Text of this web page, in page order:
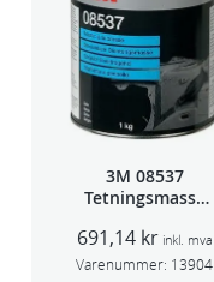
3M 08537
Tetningsmasse
691,14 kr inkl. mva
Varenummer: 13904